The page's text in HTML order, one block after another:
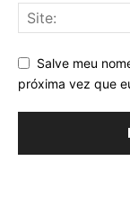
Salve meu
próxima vez que